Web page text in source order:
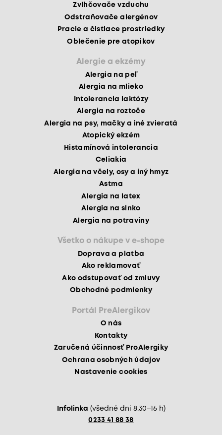
Zvlhčovače vzduchu
Odstraňovače alergénov
Pracie a čistiace prostriedky
Oblečenie pre atopikov
Alergie a ekzémy
Alergia na peľ
Alergia na mlieko
Intolerancia laktózy
Alergia na roztoče
Alergia na psy, mačky a iné zvieratá
Atopický ekzém
Histamínová intolerancia
Celiakia
Alergia na včely, osy a iný hmyz
Astma
Alergia na latex
Alergia na slnko
Alergia na potraviny
Všetko o nákupe v e-shope
Doprava a platba
Ako reklamovať
Ako odstupovať od zmluvy
Obchodné podmienky
Portál PreAlergikov
O nás
Kontakty
Zaručená účinnosť ProAlergiky
Ochrana osobných údajov
Nastavenie cookies
Infolinka (všedné dni 8.30–16 h)
0233 41 88 38